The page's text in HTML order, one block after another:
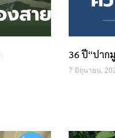
36 ปี“ปาก
7 มิถุนายน,